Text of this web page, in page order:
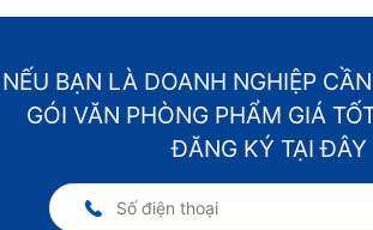
NẾU BẠN LÀ DOANH NGHIỆP
GÓI VĂN PHÒNG PHẨM GIÁ
ĐĂNG KÝ TẠI ĐÂY